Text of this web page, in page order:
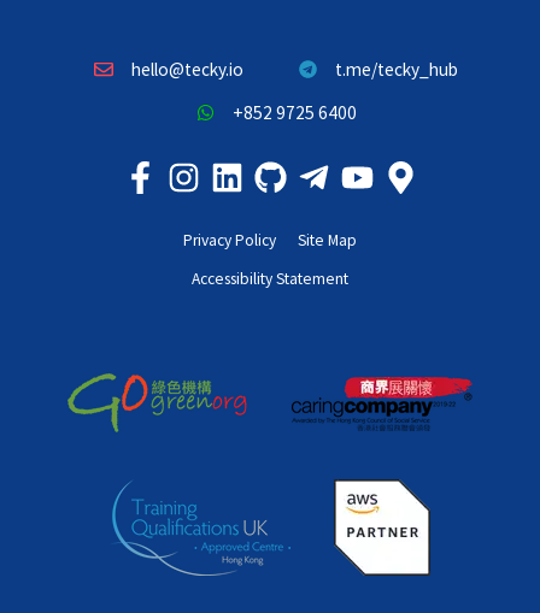
Privacy Policy
Site Map
Accessibility Statement
hello@tecky.io
t.me/tecky_hub
+852 9725 6400